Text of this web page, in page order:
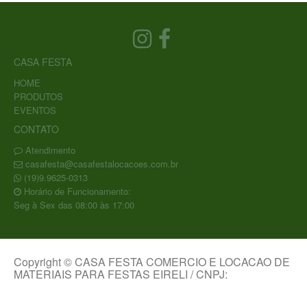
CASA FESTA
HOME
PRODUTOS
EVENTOS
CONTATO
Atendimento
casafesta@casafestalocacoes.com.br
(19)9.9625-0313
Horário de Funcionamento:
Seg à Sex das 08:00 às 17:00
Copyright © CASA FESTA COMERCIO E LOCACAO DE
MATERIAIS PARA FESTAS EIRELI / CNPJ: